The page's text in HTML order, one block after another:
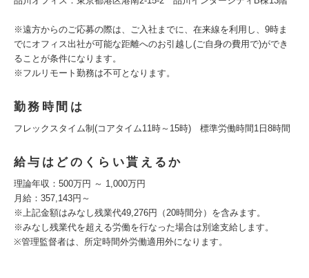
※遠方からのご応募の際は、ご入社までに、在来線を利用し、9時ま
でにオフィス出社が可能な距離へのお引越し(ご自身の費用で)ができ
ることが条件になります。
※フルリモート勤務は不可となります。
勤務時間は
フレックスタイム制(コアタイム11時～15時) 標準労働時間1日8時間
給与はどのくらい貰えるか
理論年収：500万円 ～ 1,000万円
月給：357,143円～
※上記金額はみなし残業代49,276円（20時間分）を含みます。
※みなし残業代を超える労働を行なった場合は別途支給します。
※管理監督者は、所定時間外労働適用外になります。